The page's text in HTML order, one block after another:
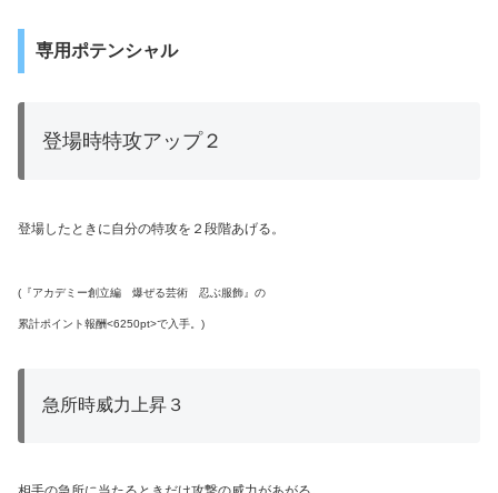
専用ポテンシャル
登場時特攻アップ２
登場したときに自分の特攻を２段階あげる。
(『アカデミー創立編 爆ぜる芸術 忍ぶ服飾』の
累計ポイント報酬<6250pt>で入手。)
急所時威力上昇３